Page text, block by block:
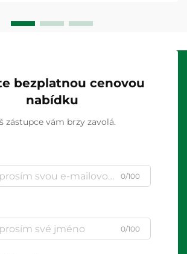
bezplatnou cenovou
nabídku
zástupce vám brzy zavolá.
0/100
0/100